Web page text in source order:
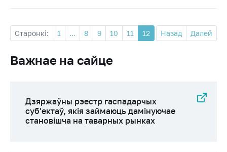
Старонкі: 1 ... 8 9 10 11 12 Назад Далей
Важнае на сайце
Дзяржаўны рэестр гаспадарчых
суб'ектаў, якія займаюць дамінуючае
становішча на таварных рынках